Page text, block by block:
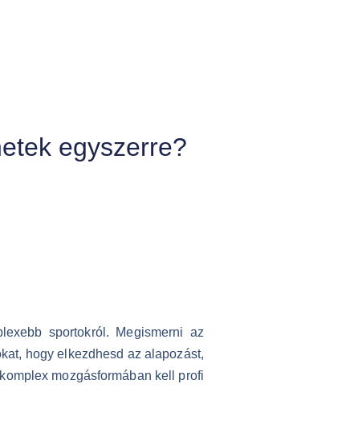
egyszerre?
sportokról. Megismerni az
hogy elkezdhesd az alapozást,
mozgásformában kell profi